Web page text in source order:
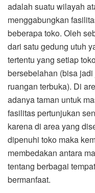
adalah suatu wilayah
menggabungkan
beberapa toko. Oleh
dari satu gedung utuh
tertentu yang setiap
bersebelahan (bisa
ruangan terbuka). Di
adanya taman untuk
fasilitas pertunjukan
karena di area yang
dipenuhi toko maka
membedakan antara
tentang berbagai
bermanfaat.